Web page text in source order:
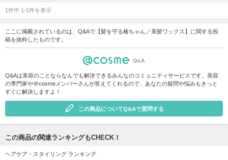
1件中 1-1件を表示
ここに掲載されているのは、Q&Aで【髪を守る椿ちゃん／美髪ワックス】に関する投
稿を抜粋したものです。
Q&Aは美容のことならなんでも解決できるみんなのコミュニティサービスです。美容
の専門家や＠cosmeメンバーさんが答えてくれるので、あなたの疑問や悩みもきっと
すぐに解決しますよ！
この商品についてQ&Aで質問する
この商品の関連ランキングもCHECK！
ヘアケア・スタイリング ランキング